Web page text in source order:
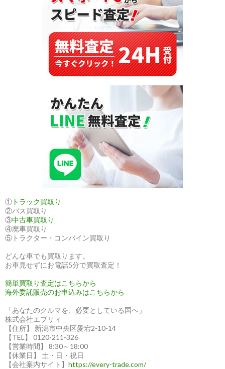
持
続
的
な
人
気
の
密
① トラック買取り
②バス買取り
③中古車買取り
④廃車買取り
⑤トラクター・コンバイン買取り
どんな車でも買取ります。
お車見せずにお電話5分で買取査定！
簡単買取り査定はこちらから
海外委託販売のお申込みはこちらから
「あなたのクルマを、必要としている国へ」
株式会社エブリィ
【住所】 新潟市中央区愛宕2-10-14
【TEL】 0120-211-326
【営業時間】 8:30～18:00
【休業日】 土・日・祝日
【会社案内サイト】 https://every-trade.com/